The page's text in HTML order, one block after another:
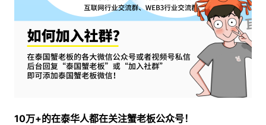
10万+的在泰华人都在关注蟹老板公众号！